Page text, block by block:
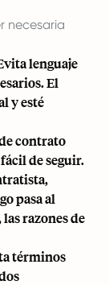
necesaria
lenguaje
El
y esté
contrato
de seguir.
pasa al
razones de
términos